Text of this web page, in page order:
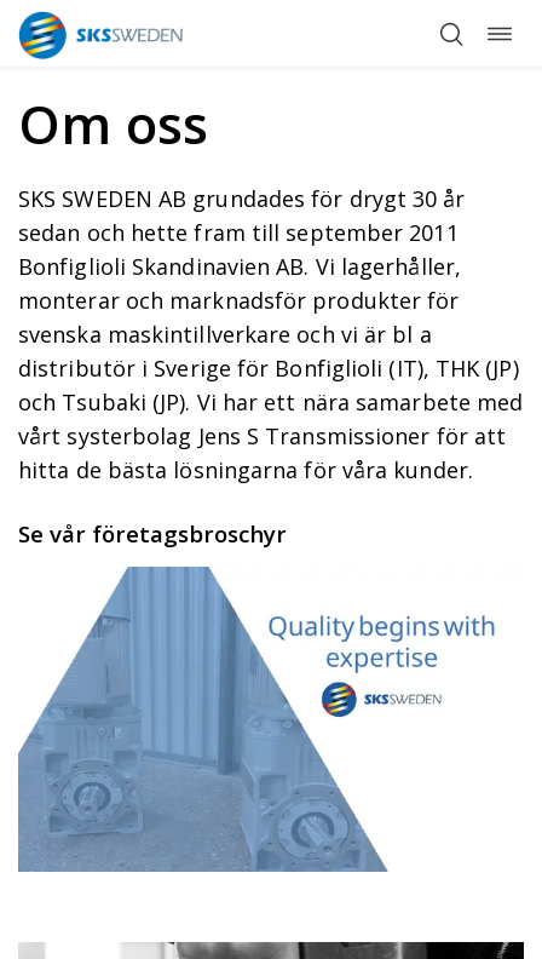
Hoppa
Om oss
SKS SWEDEN AB grundades för drygt 30 år
sedan och hette fram till september 2011
Bonfiglioli Skandinavien AB. Vi lagerhåller,
monterar och marknadsför produkter för
svenska maskintillverkare och vi är bl a
distributör i Sverige för Bonfiglioli (IT), THK (JP)
och Tsubaki (JP). Vi har ett nära samarbete med
vårt systerbolag Jens S Transmissioner för att
hitta de bästa lösningarna för våra kunder.
Se vår företagsbroschyr